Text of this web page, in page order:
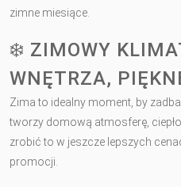
zimne miesiące.
❄️ ZIMOWY
WNĘTRZA,
Zima to idealny moment, by
tworzy domową atmosferę,
zrobić to w jeszcze lepszych
promocji.